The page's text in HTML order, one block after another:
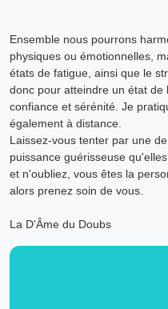
Ensemble nous pourrons
physiques ou émotionnelles,
états de fatigue, ainsi que le
donc pour atteindre un état
confiance et sérénité. Je
également à distance.
Laissez-vous tenter par une
puissance guérisseuse
et n'oubliez, vous êtes la
alors prenez soin de vous.
La D'Âme du Doubs